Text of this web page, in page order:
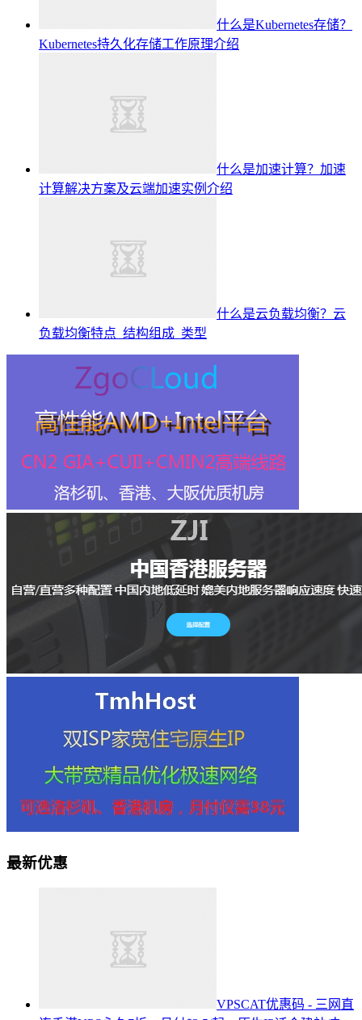
什么是Kubernetes存储？
Kubernetes持久化存储工作原理介绍
什么是加速计算？加速
计算解决方案及云端加速实例介绍
什么是云负载均衡？云
负载均衡特点_结构组成_类型
最新优惠
VPSCAT优惠码 - 三网直